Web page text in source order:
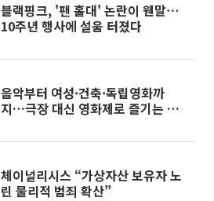
블랙핑크, '팬 홀대' 논란이 웬말⋯
10주년 행사에 설움 터졌다
음악부터 여성·건축·독립영화까
지…극장 대신 영화제로 즐기는 스
체이널리시스 “가상자산 보유자 노
린 물리적 범죄 확산”